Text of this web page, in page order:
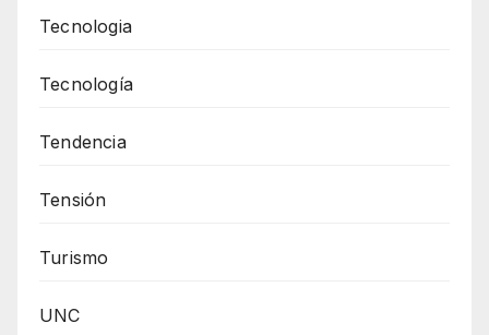
Tecnologia
Tecnología
Tendencia
Tensión
Turismo
UNC